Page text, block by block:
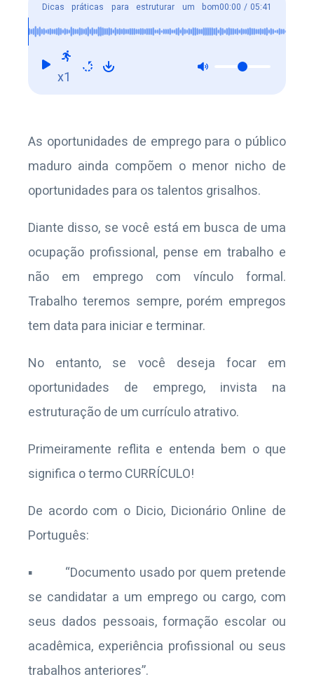
Dicas práticas para estruturar um bom
currículo
00:00 / 05:41
x1
As oportunidades de emprego para o público
maduro ainda compõem o menor nicho de
oportunidades para os talentos grisalhos.
Diante disso, se você está em busca de uma
ocupação profissional, pense em trabalho e
não em emprego com vínculo formal.
Trabalho teremos sempre, porém empregos
tem data para iniciar e terminar.
No entanto, se você deseja focar em
oportunidades de emprego, invista na
estruturação de um currículo atrativo.
Primeiramente reflita e entenda bem o que
significa o termo CURRÍCULO!
De acordo com o Dicio, Dicionário Online de
Português:
▪ “Documento usado por quem pretende
se candidatar a um emprego ou cargo, com
seus dados pessoais, formação escolar ou
acadêmica, experiência profissional ou seus
trabalhos anteriores”.